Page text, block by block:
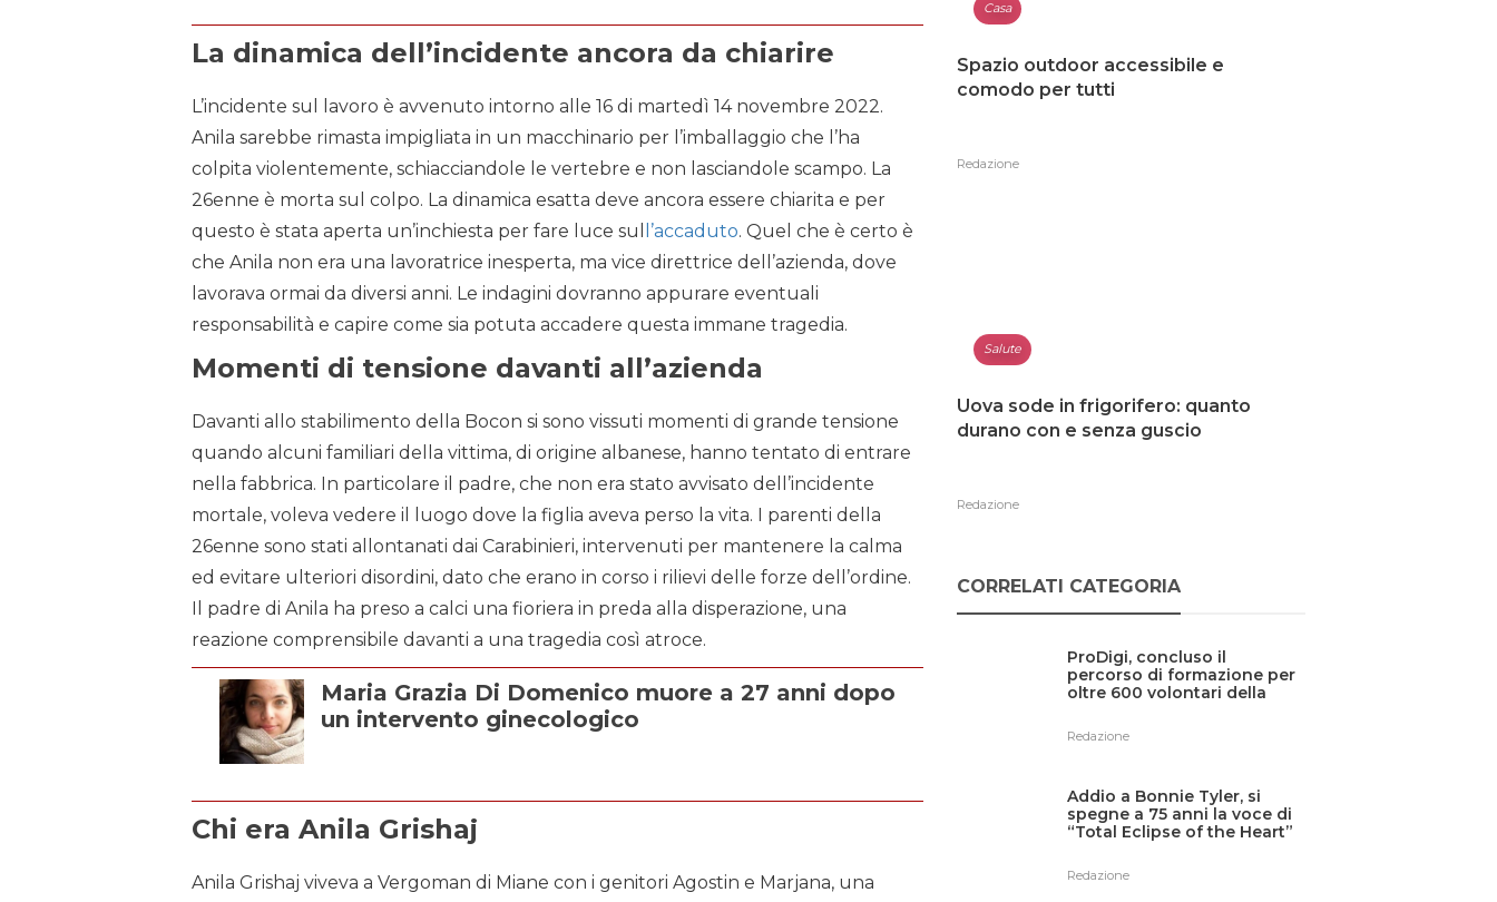
La dinamica dell’incidente ancora da chiarire
L’incidente sul lavoro è avvenuto intorno alle 16 di martedì 14 novembre 2022.
Anila sarebbe rimasta impigliata in un macchinario per l’imballaggio che l’ha
colpita violentemente, schiacciandole le vertebre e non lasciandole scampo. La
26enne è morta sul colpo. La dinamica esatta deve ancora essere chiarita e per
questo è stata aperta un’inchiesta per fare luce sul
l’accaduto. Quel che è certo è
che Anila non era una lavoratrice inesperta, ma vice direttrice dell’azienda, dove
lavorava ormai da diversi anni. Le indagini dovranno appurare eventuali
responsabilità e capire come sia potuta accadere questa immane tragedia.
Momenti di tensione davanti all’azienda
Davanti allo stabilimento della Bocon si sono vissuti momenti di grande tensione
quando alcuni familiari della vittima, di origine albanese, hanno tentato di entrare
nella fabbrica. In particolare il padre, che non era stato avvisato dell’incidente
mortale, voleva vedere il luogo dove la figlia aveva perso la vita. I parenti della
26enne sono stati allontanati dai Carabinieri, intervenuti per mantenere la calma
ed evitare ulteriori disordini, dato che erano in corso i rilievi delle forze dell’ordine.
Il padre di Anila ha preso a calci una fioriera in preda alla disperazione, una
reazione comprensibile davanti a una tragedia così atroce.
Maria Grazia Di Domenico muore a 27 anni dopo
un intervento ginecologico
Chi era Anila Grishaj
Anila Grishaj viveva a Vergoman di Miane con i genitori Agostin e Marjana, una
Casa
Spazio outdoor accessibile e
comodo per tutti
Redazione
Salute
Uova sode in frigorifero: quanto
durano con e senza guscio
Redazione
CORRELATI CATEGORIA
ProDigi, concluso il
percorso di formazione per
oltre 600 volontari della
Redazione
Addio a Bonnie Tyler, si
spegne a 75 anni la voce di
“Total Eclipse of the Heart”
Redazione